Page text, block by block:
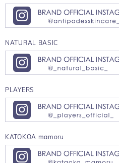
NATURAL BASIC
PLAYERS
KATOKOA mamoru